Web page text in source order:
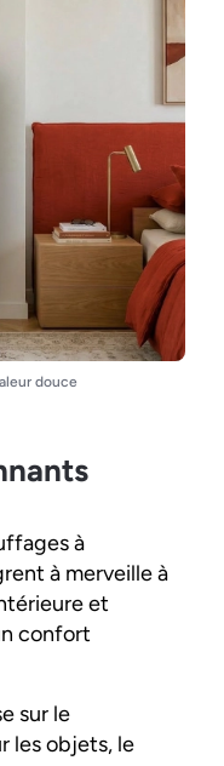
douce
à
à merveille à
et
confort
sur le
les objets, le